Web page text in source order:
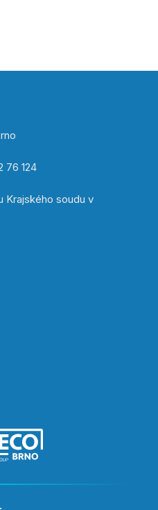
76 124
Krajského soudu v